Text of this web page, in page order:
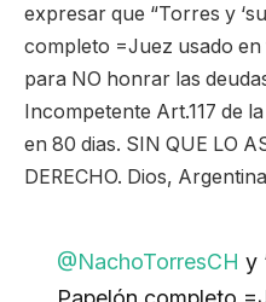
expresar que “Torres y
completo =Juez usado
para NO honrar las
Incompetente Art.117 de
en 80 dias. SIN QUE LO
DERECHO. Dios,
@NachoTorresCH y